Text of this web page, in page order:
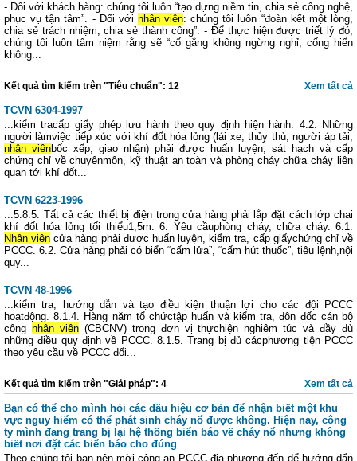
- Đối với khách hàng: chúng tôi luôn “tạo dựng niềm tin, chia sẻ công nghệ,
phục vụ tận tâm”. - Đối với nhân viên: chúng tôi luôn “đoàn kết một lòng,
chia sẻ trách nhiệm, chia sẻ thành công”. - Để thực hiện được triết lý đó,
chúng tôi luôn tâm niệm rằng sẽ “cố gắng không ngừng nghỉ, cống hiến
không...
Xem tất cả
Kết quả tìm kiếm trên "Tiêu chuẩn": 12
TCVN 6304-1997
...kiểm tracấp giấy phép lưu hành theo quy định hiện hành. 4.2. Những
người làmviệc tiếp xúc với khí đốt hóa lỏng (lái xe, thủy thủ, người áp tải,
nhân viênbốc xếp, giao nhận) phải được huấn luyện, sát hạch và cấp
chứng chỉ về chuyênmôn, kỹ thuật an toàn và phòng cháy chữa cháy liên
quan tới khí đốt...
TCVN 6223-1996
...5.8.5. Tất cả các thiết bị điện trong cửa hàng phải lắp đặt cách lớp chai
khí đốt hóa lỏng tối thiểu1,5m. 6. Yêu cầuphòng cháy, chữa cháy. 6.1.
Nhân viên cửa hàng phải được huấn luyện, kiểm tra, cấp giấychứng chỉ về
PCCC. 6.2. Cửa hàng phải có biển “cấm lửa”, “cấm hút thuốc”, tiêu lệnh,nội
quy...
TCVN 48-1996
...kiểm tra, hướng dẫn và tạo điều kiện thuận lợi cho các đội PCCC
hoạtđộng. 8.1.4. Hàng năm tổ chứctập huấn và kiểm tra, đôn đốc cán bộ
công nhân viên(CBCNV) trong đơn vị thựchiện nghiêm túc và đầy đủ
những điều quy định về PCCC. 8.1.5. Trang bị đủ cácphương tiện PCCC
theo yêu cầu về PCCC đối...
Xem tất cả
Kết quả tìm kiếm trên "Giải pháp": 4
Bạn có thể cho mình hỏi các dấu hiệu cơ bản để nhận biết một khu
vực nguy hiểm có thể phát sinh cháy nổ được không. Hiện nay, công
ty mình đang trang bị lại hệ thống biển báo về cháy nổ nhưng không
biết nơi đặt các biển báo cho đúng
Theo chúng tôi bạn nên mời công an PCCC địa phương đến dể hướng dẩn